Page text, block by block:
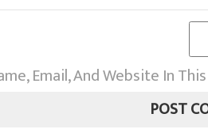
Email, And Website In